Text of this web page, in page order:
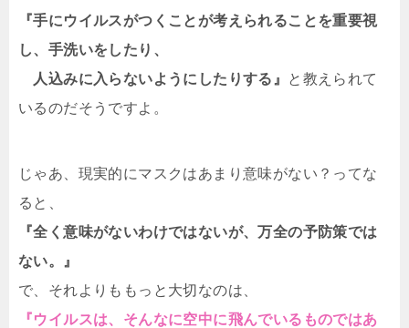
『手にウイルスがつくことが考えられることを重要視
し、手洗いをしたり、
人込みに入らないようにしたりする』
と教えられて
いるのだそうですよ。
じゃあ、現実的にマスクはあまり意味がない？ってな
ると、
『全く意味がないわけではないが、万全の予防策では
ない。』
で、それよりももっと大切なのは、
『ウイルスは、そんなに空中に飛んでいるものではあ